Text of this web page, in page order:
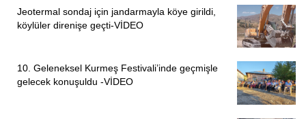
Hüseyin Ağçal
Özkan Tacar
Yoldaş Mustafa Ceylan
Jeotermal sondaj için jandarmayla köye girildi,
köylüler direnişe geçti-VİDEO
10. Geleneksel Kurmeş Festivali’inde geçmişle
gelecek konuşuldu -VİDEO